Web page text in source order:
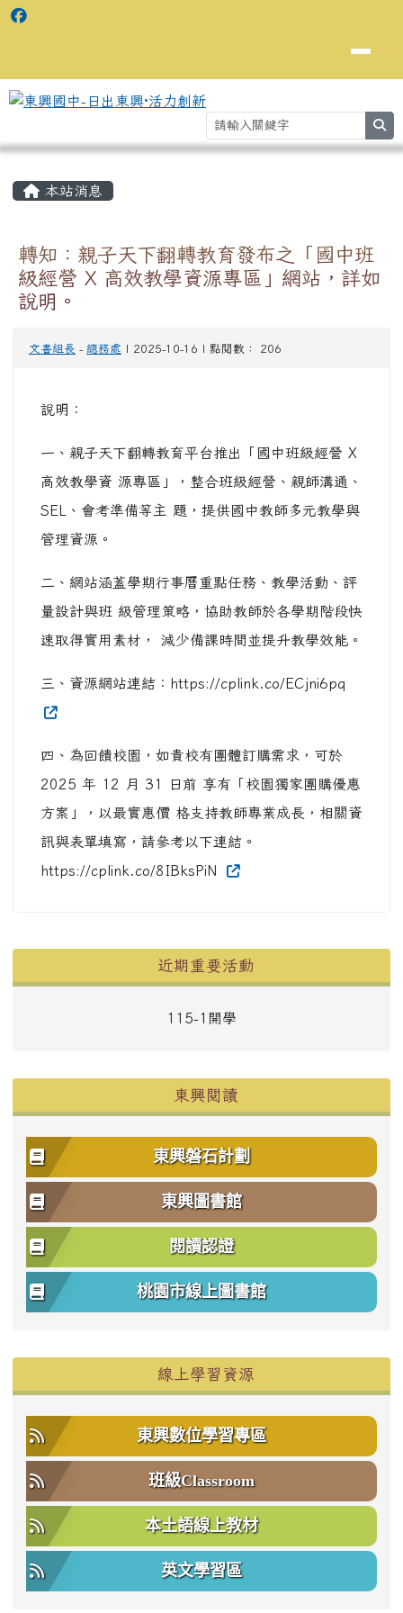
本站消息
轉知：親子天下翻轉教育發布之「國中班
級經營 X 高效教學資源專區」網站，詳如
說明。
文書組長 - 總務處 | 2025-10-16 | 點閱數： 206
說明：
一、親子天下翻轉教育平台推出「國中班級經營 X
高效教學資 源專區」，整合班級經營、親師溝通、
SEL、會考準備等主 題，提供國中教師多元教學與
管理資源。
二、網站涵蓋學期行事曆重點任務、教學活動、評
量設計與班 級管理策略，協助教師於各學期階段快
速取得實用素材， 減少備課時間並提升教學效能。
三、資源網站連結：https://cplink.co/ECjni6pq
四、為回饋校園，如貴校有團體訂購需求，可於
2025 年 12 月 31 日前 享有「校園獨家團購優惠
方案」，以最實惠價 格支持教師專業成長，相關資
訊與表單填寫，請參考以下連結。
https://cplink.co/8IBksPiN
近期重要活動
115-1開學
東興閱讀
東興磐石計劃
東興圖書館
閱讀認證
桃園市線上圖書館
線上學習資源
東興數位學習專區
班級Classroom
本土語線上教材
英文學習區